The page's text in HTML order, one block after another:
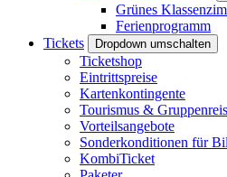
Grünes
Ferienprogramm
Tickets
Dropdown umschalten
Ticketshop
Eintrittspreise
Kartenkontingente
Tourismus &
Vorteilsangebote
Sonderkonditionen für
KombiTicket